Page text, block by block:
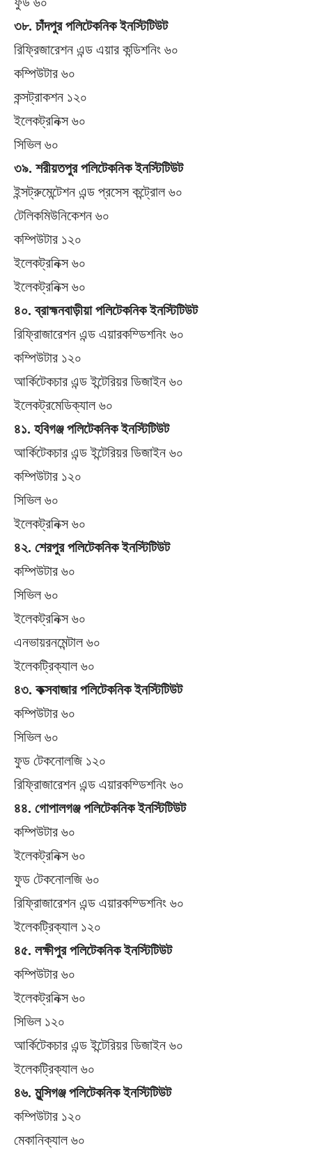
৩৮. চাঁদপুর পলিটেকনিক ইনস্টিটিউট
রিফ্রিজারেশন এন্ড এয়ার কন্ডিশনিং ৬০
কম্পিউটার ৬০
কন্সট্রাকশন ১২০
ইলেকট্রনিক্স ৬০
সিভিল ৬০
৩৯. শরীয়তপুর পলিটেকনিক ইনস্টিটিউট
ইন্সট্রুমেন্টেশন এন্ড প্রসেস কন্ট্রোল ৬০
টেলিকমিউনিকেশন ৬০
কম্পিউটার ১২০
ইলেকট্রনিক্স ৬০
ইলেকট্রনিক্স ৬০
৪০. ব্রাহ্মনবাড়ীয়া পলিটেকনিক ইনস্টিটিউট
রিফ্রিাজারেশন এন্ড এয়ারকম্ডিশনিং ৬০
কম্পিউটার ১২০
আর্কিটেকচার এন্ড ইন্টেরিয়র ডিজাইন ৬০
ইলেকট্রমেডিক্যাল ৬০
৪১. হবিগঞ্জ পলিটেকনিক ইনস্টিটিউট
আর্কিটেকচার এন্ড ইন্টেরিয়র ডিজাইন ৬০
কম্পিউটার ১২০
সিভিল ৬০
ইলেকট্রনিক্স ৬০
৪২. শেরপুর পলিটেকনিক ইনস্টিটিউট
কম্পিউটার ৬০
সিভিল ৬০
ইলেকট্রনিক্স ৬০
এনভায়রনমেন্টাল ৬০
ইলেকট্রিক্যাল ৬০
৪৩. কক্সবাজার পলিটেকনিক ইনস্টিটিউট
কম্পিউটার ৬০
সিভিল ৬০
ফুড টেকনোলজি ১২০
রিফ্রিাজারেশন এন্ড এয়ারকম্ডিশনিং ৬০
৪৪. গোপালগঞ্জ পলিটেকনিক ইনস্টিটিউট
কম্পিউটার ৬০
ইলেকট্রনিক্স ৬০
ফুড টেকনোলজি ৬০
রিফ্রিাজারেশন এন্ড এয়ারকম্ডিশনিং ৬০
ইলেকট্রিক্যাল ১২০
৪৫. লক্ষীপুর পলিটেকনিক ইনস্টিটিউট
কম্পিউটার ৬০
ইলেকট্রনিক্স ৬০
সিভিল ১২০
আর্কিটেকচার এন্ড ইন্টেরিয়র ডিজাইন ৬০
ইলেকট্রিক্যাল ৬০
৪৬. মুন্সিগঞ্জ পলিটেকনিক ইনস্টিটিউট
কম্পিউটার ১২০
মেকানিক্যাল ৬০